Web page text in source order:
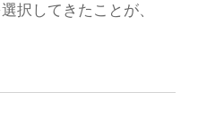
択してきたことが、